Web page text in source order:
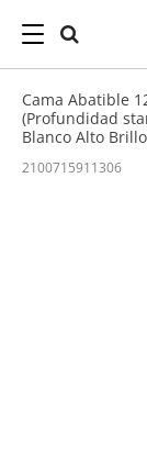
Hogar Cama Abatible
Cama Abatible
(Profundidad
Blanco Alto Brillo
2100715911306